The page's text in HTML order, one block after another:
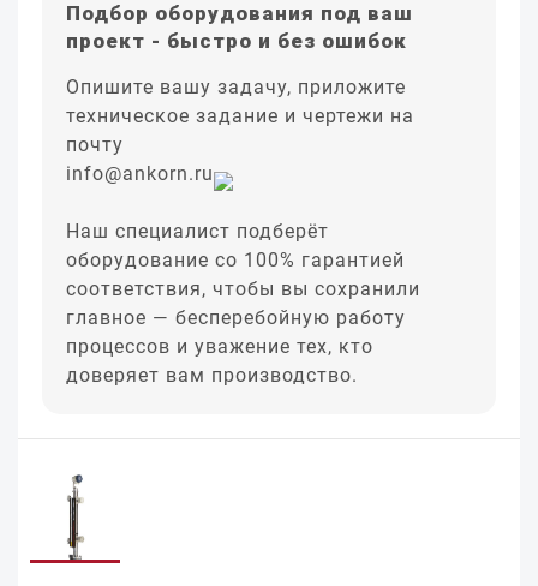
Подбор оборудования под ваш
проект - быстро и без ошибок
Опишите вашу задачу, приложите
техническое задание и чертежи на
почту
info@ankorn.ru
Наш специалист подберёт
оборудование со 100% гарантией
соответствия, чтобы вы сохранили
главное — бесперебойную работу
процессов и уважение тех, кто
доверяет вам производство.